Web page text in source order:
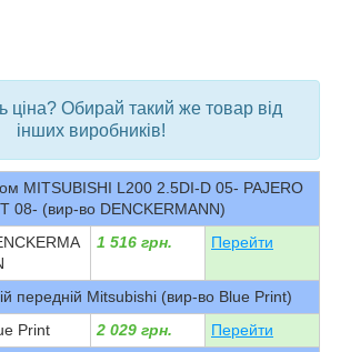
ціна? Обирай такий же товар від
інших виробників!
MITSUBISHI L200 2.5DI-D 05- PAJERO
08- (вир-во DENCKERMANN)
1 516 грн. Перейти
передній Mitsubishi (вир-во Blue Print)
Print 2 029 грн.
Перейти